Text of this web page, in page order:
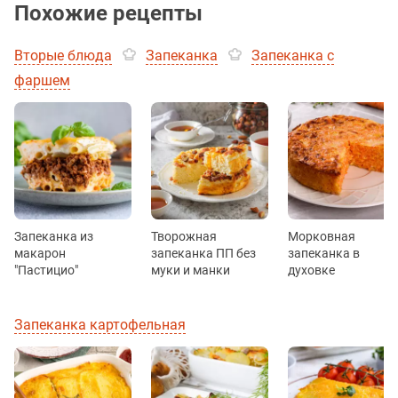
Похожие рецепты
Вторые блюда Запеканка
Запеканка с
фаршем
Запеканка из
макарон
"Пастицио"
Творожная
запеканка ПП без
муки и манки
Морковная
запеканка в
духовке
Запеканка картофельная